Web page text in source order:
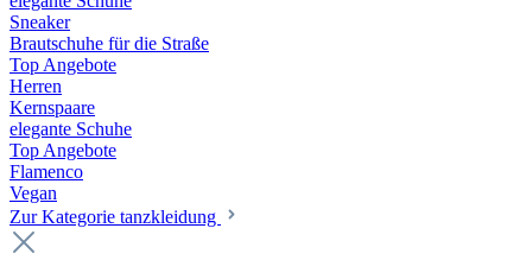
Sneaker
Brautschuhe für die Straße
Top Angebote
Herren
Kernspaare
elegante Schuhe
Top Angebote
Flamenco
Vegan
Zur Kategorie tanzkleidung